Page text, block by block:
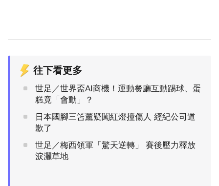
往下看更多
世足／世界盃AI商機！運動餐廳互動踢球、蛋
糕竟「會動」？
日本國腳三笘薰疑闖紅燈撞傷人 經紀公司道
歉了
世足／梅西領軍「驚天逆轉」 賽後壓力釋放
淚灑草地